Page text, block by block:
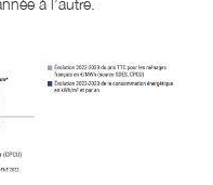
à l’autre.